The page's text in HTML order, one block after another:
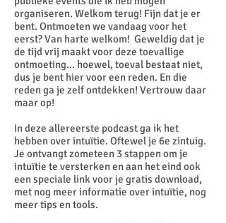
organiseren. Welkom terug! Fijn dat je er
bent. Ontmoeten we vandaag voor het
eerst? Van harte welkom! Geweldig dat je
de tijd vrij maakt voor deze toevallige
ontmoeting... hoewel, toeval bestaat niet,
dus je bent hier voor een reden. En die
reden ga je zelf ontdekken! Vertrouw daar
maar op!
In deze allereerste podcast ga ik het
hebben over intuïtie. Oftewel je 6e zintuig.
Je ontvangt zometeen 3 stappen om je
intuïtie te versterken en aan het eind ook
een speciale link voor je gratis download,
met nog meer informatie over intuïtie, nog
meer tips en tools.